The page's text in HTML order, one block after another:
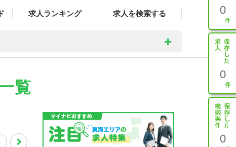
求人ランキング 求人を検索する 0
0
0
覧